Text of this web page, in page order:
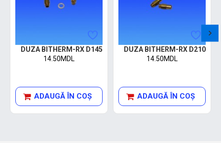
DUZA BITHERM-RX D145
14.50MDL
ADAUGĂ ÎN COŞ
DUZA BITHERM-RX D210
14.50MDL
ADAUGĂ ÎN COŞ